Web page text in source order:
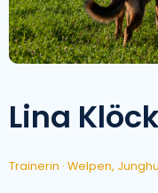
Lina
Trainerin · Welpen,